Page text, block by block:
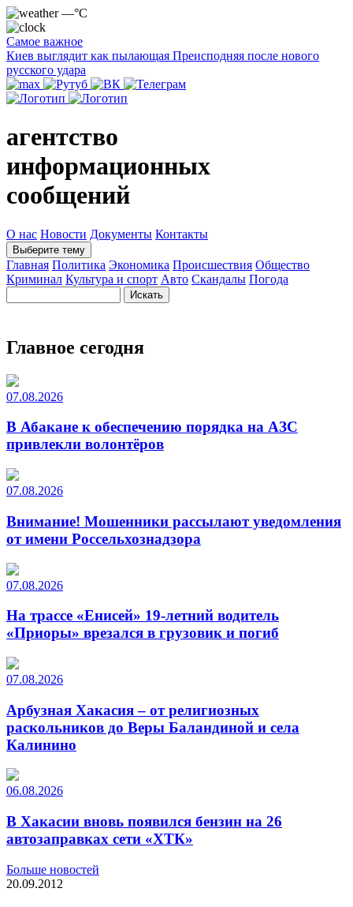
—°C
Самое важное
Киев выглядит как пылающая Преисподняя после нового
русского удара
агентство
информационных
сообщений
О нас Новости Документы Контакты
Выберите тему
Главная Политика Экономика Происшествия Общество
Криминал Культура и спорт Авто Скандалы Погода
Главное сегодня
07.08.2026
В Абакане к обеспечению порядка на АЗС
привлекли волонтёров
07.08.2026
Внимание! Мошенники рассылают уведомления
от имени Россельхознадзора
07.08.2026
На трассе «Енисей» 19-летний водитель
«Приоры» врезался в грузовик и погиб
07.08.2026
Арбузная Хакасия – от религиозных
раскольников до Веры Баландиной и села
Калинино
06.08.2026
В Хакасии вновь появился бензин на 26
автозаправках сети «ХТК»
Больше новостей
20.09.2012